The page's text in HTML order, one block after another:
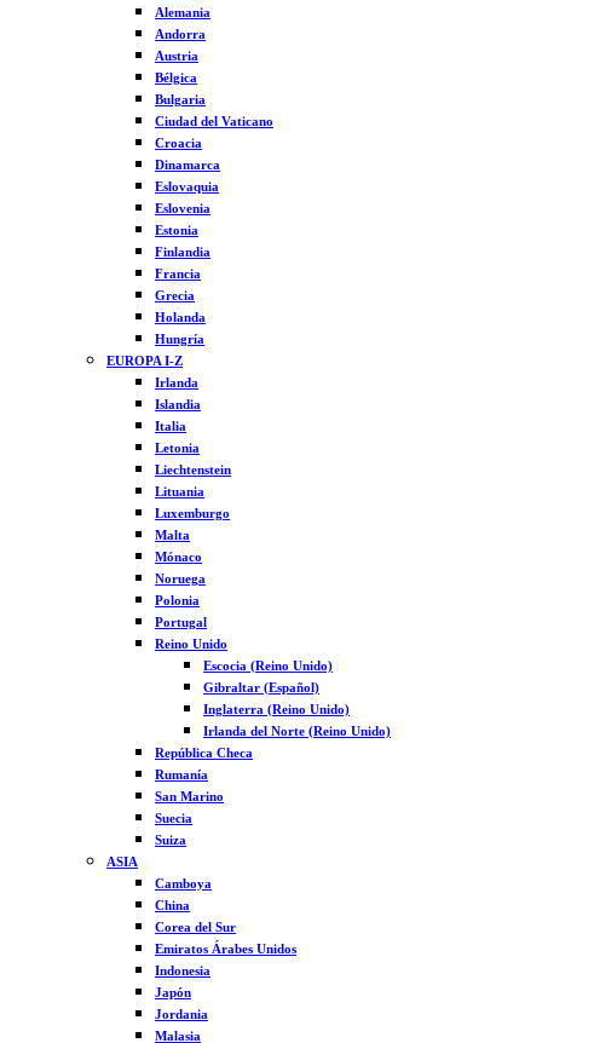
Alemania
Andorra
Austria
Bélgica
Bulgaria
Ciudad del Vaticano
Croacia
Dinamarca
Eslovaquia
Eslovenia
Estonia
Finlandia
Francia
Grecia
Holanda
Hungría
EUROPA I-Z
Irlanda
Islandia
Italia
Letonia
Liechtenstein
Lituania
Luxemburgo
Malta
Mónaco
Noruega
Polonia
Portugal
Reino Unido
Escocia (Reino Unido)
Gibraltar (Español)
Inglaterra (Reino Unido)
Irlanda del Norte (Reino Unido)
República Checa
Rumanía
San Marino
Suecia
Suiza
ASIA
Camboya
China
Corea del Sur
Emiratos Árabes Unidos
Indonesia
Japón
Jordania
Malasia